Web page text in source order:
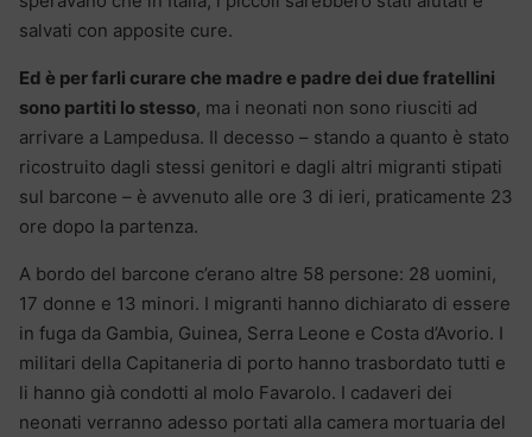
salvati con apposite cure.
Ed è per farli curare che madre e padre dei due fratellini
sono partiti lo stesso, ma i neonati non sono riusciti ad
arrivare a Lampedusa. Il decesso – stando a quanto è stato
ricostruito dagli stessi genitori e dagli altri migranti stipati
sul barcone – è avvenuto alle ore 3 di ieri, praticamente 23
ore dopo la partenza.
A bordo del barcone c’erano altre 58 persone: 28 uomini,
17 donne e 13 minori. I migranti hanno dichiarato di essere
in fuga da Gambia, Guinea, Serra Leone e Costa d’Avorio. I
militari della Capitaneria di porto hanno trasbordato tutti e
li hanno già condotti al molo Favarolo. I cadaveri dei
neonati verranno adesso portati alla camera mortuaria del